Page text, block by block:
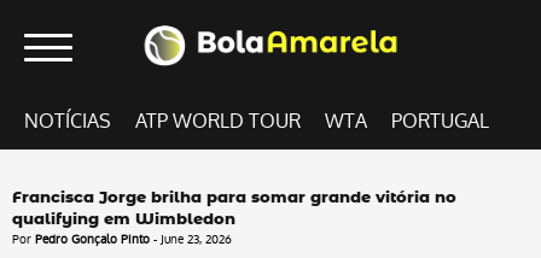
NOTÍCIAS ATP WORLD TOUR WTA PORTUGAL
Francisca Jorge brilha para somar grande vitória no
qualifying em Wimbledon
Por Pedro Gonçalo Pinto - June 23, 2026